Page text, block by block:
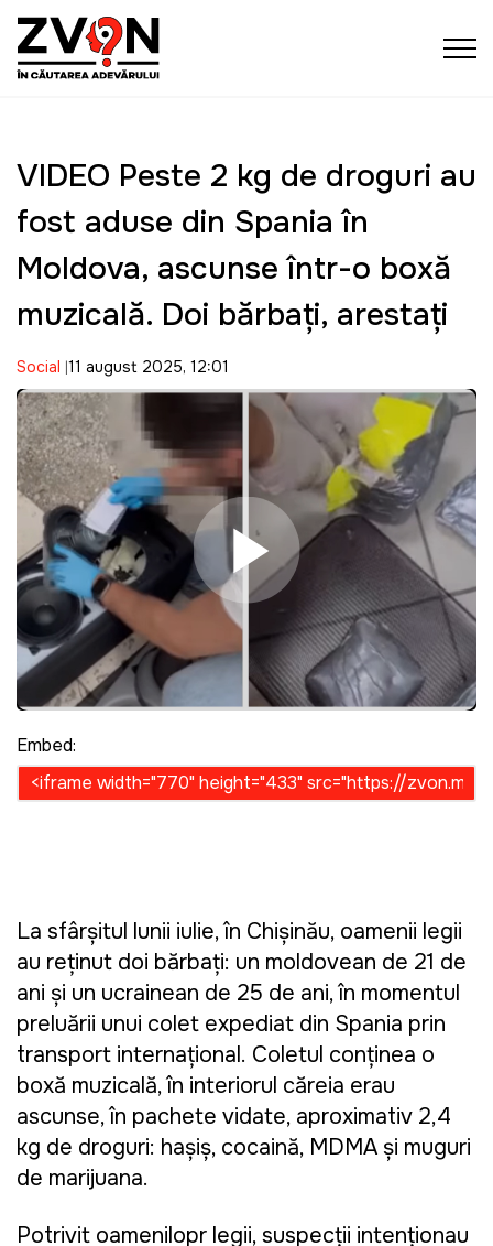
VIDEO Peste 2 kg de droguri au
fost aduse din Spania în
Moldova, ascunse într-o boxă
muzicală. Doi bărbaţi, arestaţi
Social 11 august 2025, 12:01
Play Video
Embed:
La sfârșitul lunii iulie, în Chișinău, oamenii legii
au reținut doi bărbați: un moldovean de 21 de
ani și un ucrainean de 25 de ani, în momentul
preluării unui colet expediat din Spania prin
transport internațional. Coletul conținea o
boxă muzicală, în interiorul căreia erau
ascunse, în pachete vidate, aproximativ 2,4
kg de droguri: hașiș, cocaină, MDMA și muguri
de marijuana.
Potrivit oamenilopr legii, suspecții intenționau